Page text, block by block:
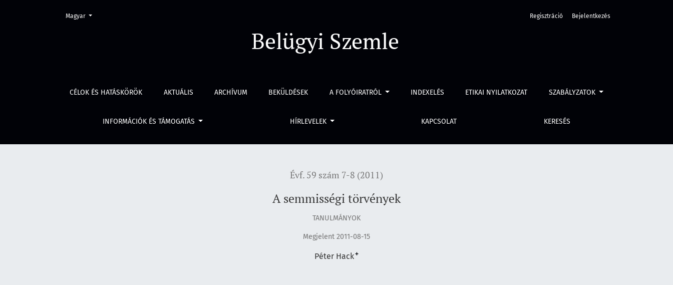
A semmisségi törvények
Belügyi Szemle
CÉLOK ÉS HATÁSKÖRÖK AKTUÁLIS ARCHÍVUM BEKÜLDÉSEK A FOLYÓIRATRÓL INDEXELÉS ETIKAI NYILATKOZAT SZABÁLYZATOK
INFORMÁCIÓK ÉS TÁMOGATÁS HÍRLEVELEK KAPCSOLAT KERESÉS
Regisztráció Bejelentkezés
Change the language. The current language is:
Magyar
Évf. 59 szám 7-8 (2011)
A semmisségi törvények
TANULMÁNYOK
Megjelent 2011-08-15
Péter Hack+